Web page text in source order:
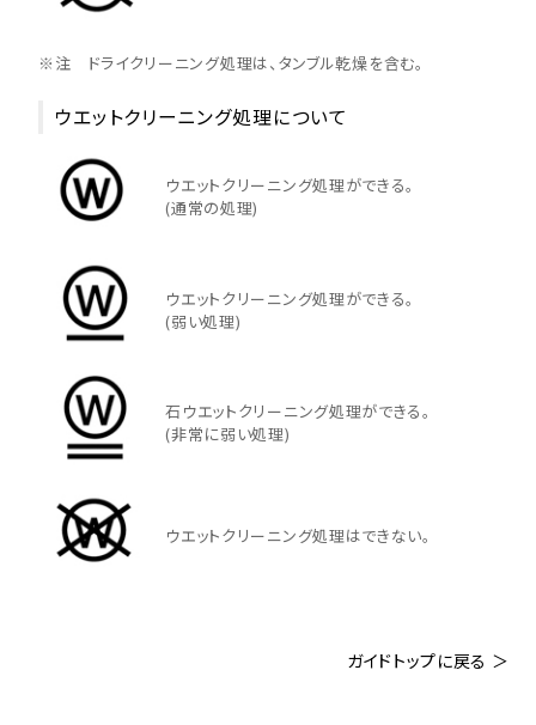
※注 ドライクリーニング処理は、タンブル乾燥を含む。
ウエットクリーニング処理について
ウエットクリーニング処理ができる。
(通常の処理)
ウエットクリーニング処理ができる。
(弱い処理)
石ウエットクリーニング処理ができる。
(非常に弱い処理)
ウエットクリーニング処理はできない。
ガイドトップに戻る ＞